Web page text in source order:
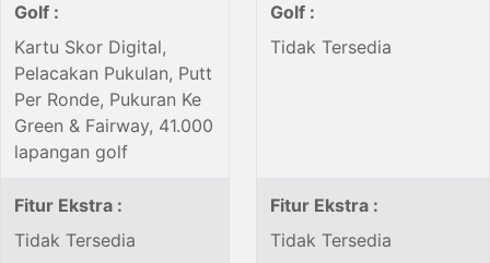
Golf :
Kartu Skor Digital,
Pelacakan Pukulan, Putt
Per Ronde, Pukuran Ke
Green & Fairway, 41.000
lapangan golf
Golf :
Tidak Tersedia
Fitur Ekstra :
Tidak Tersedia
Fitur Ekstra :
Tidak Tersedia